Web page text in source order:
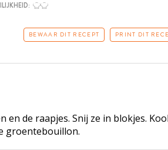
BEWAAR DIT RECEPT PRINT DIT
en de raapjes. Snij ze in blokjes.
groentebouillon.